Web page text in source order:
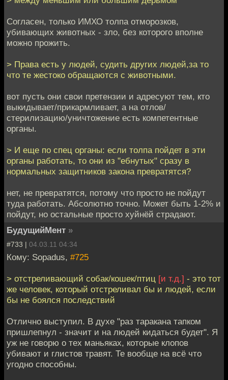
Согласен, только ИМХО толпа отморозков,
убивающих животных - зло, без которого вполне
можно прожить.
> Права есть у людей, судить других людей,за то
что те жестоко обращаются с животными.
вот пусть они свои претензии и адресуют тем, кто
выкидывает/прикармливает, а на отлов/
стерилизацию/уничтожение есть компетентные
органы.
> И еще по спец органы: если толпа пойдет в эти
органы работать, то они из "ебнутых" сразу в
нормальных защитников закона превратятся?
нет, не превратятся, потому что просто не пойдут
туда работать. Абсолютно точно. Может быть 1-2% и
пойдут, но остальные просто хуйнёй страдают.
БудущийМент »
#733 | 04.03.11 04:34
Кому: Sopadus, #725
> отстреливающий собак/кошек/птиц [и т.д.] - это тот
же человек, который отстреливал бы и людей, если
бы не боялся последствий
Отлично выступил. В духе "раз таракана тапком
пришлепнул - значит и на людей кидаться будет". Я
уж не говорю о тех маньяках, которые клопов
убивают и глистов травят. Те вообще на всё что
угодно способны.